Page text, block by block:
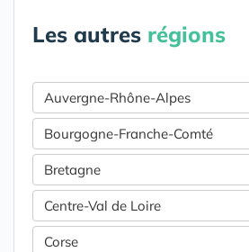
Les autres régions
Auvergne-Rhône-Alpes
Bourgogne-Franche-Comté
Bretagne
Centre-Val de Loire
Corse